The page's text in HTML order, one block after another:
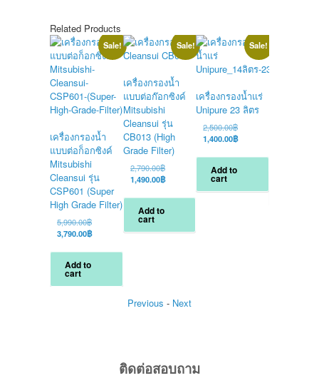
Related Products
Sale!
เครื่องกรองน้ำ
แบบต่อก็อกซิงค์
Mitsubishi
Cleansui รุ่น
CSP601 (Super
High Grade Filter)
5,990.00฿
5,990.00฿.
3,790.00฿
is:
Add to
cart
Sale!
เครื่องกรองน้ำ
แบบต่อก๊อกซิงค์
Mitsubishi
Cleansui รุ่น
CB013 (High
Grade Filter)
2,790.00฿
2,790.00฿.
1,490.00฿
is:
Add to
cart
Sale!
เครื่องกรองน้ำแร่
Unipure 23 ลิตร
2,500.00฿
2,500.00฿.
1,400.00฿
is:
Add to
cart
Previous - Next
ติดต่อสอบถาม